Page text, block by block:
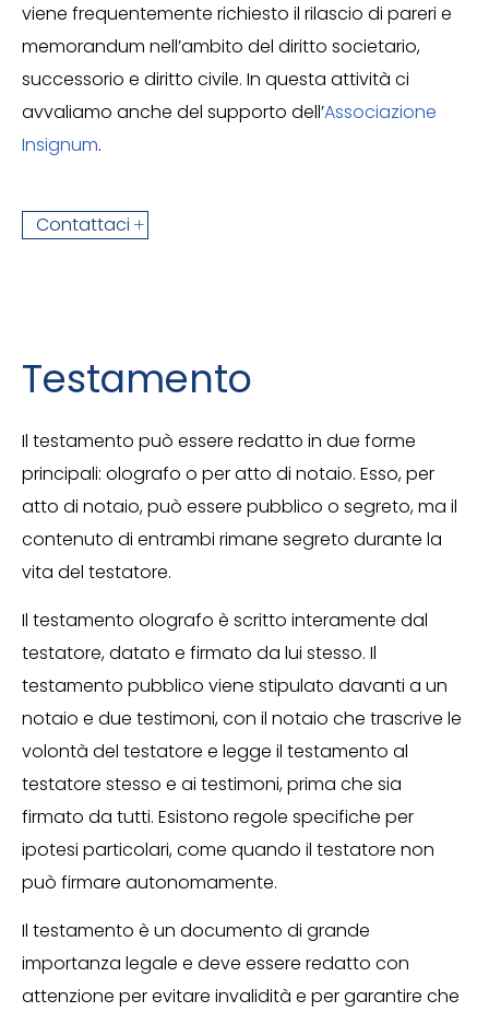
viene frequentemente richiesto il rilascio di pareri e
memorandum nell’ambito del diritto societario,
successorio e diritto civile. In questa attività ci
avvaliamo anche del supporto dell’Associazione
Insignum.
Contattaci
Testamento
Il testamento può essere redatto in due forme
principali: olografo o per atto di notaio. Esso, per
atto di notaio, può essere pubblico o segreto, ma il
contenuto di entrambi rimane segreto durante la
vita del testatore.
Il testamento olografo è scritto interamente dal
testatore, datato e firmato da lui stesso. Il
testamento pubblico viene stipulato davanti a un
notaio e due testimoni, con il notaio che trascrive le
volontà del testatore e legge il testamento al
testatore stesso e ai testimoni, prima che sia
firmato da tutti. Esistono regole specifiche per
ipotesi particolari, come quando il testatore non
può firmare autonomamente.
Il testamento è un documento di grande
importanza legale e deve essere redatto con
attenzione per evitare invalidità e per garantire che